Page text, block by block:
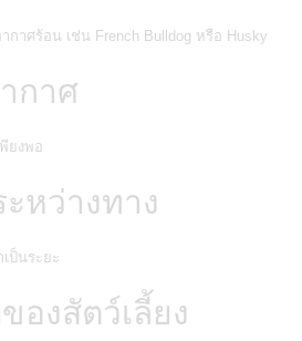
กาศร้อน เช่น French Bulldog หรือ Husky
กาศ
ยงพอ
หว่างทาง
ป็นระยะ
องสัตว์เลี้ยง